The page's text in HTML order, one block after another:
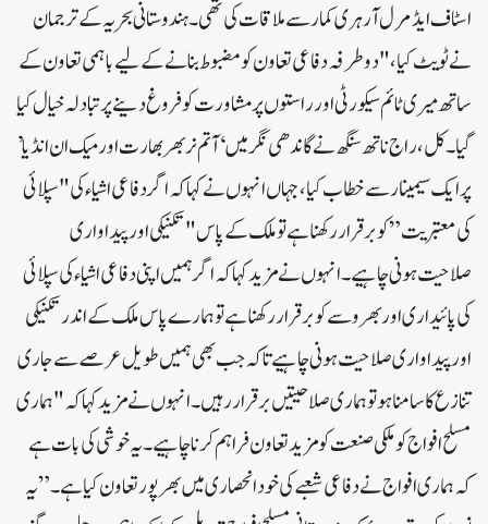
اسٹاف ایڈمرل آر ہری کمار سے ملاقات کی تھی۔ ہندوستانی بحریہ کے ترجمان
نے ٹویٹ کیا، "دوطرفہ دفاعی تعاون کو مضبوط بنانے کے لیے باہمی تعاون کے
ساتھ میری ٹائم سیکورٹی اور راستوں پر مشاورت کو فروغ دینے پر تبادلہ خیال کیا
گیا۔ کل، راج ناتھ سنگھ نے گاندھی نگر میں ‘ آتم نر بھر بھارت اور میک ان انڈیا’
پر ایک سیمینار سے خطاب کیا، جہاں انہوں نے کہا کہ اگر دفاعی اشیاء کی "سپلائی
کی معتبریت” کو برقرار رکھنا ہے تو ملک کے پاس "تکنیکی اور پیداواری
صلاحیت ہونی چاہیے۔ انہوں نے مزید کہا کہ اگر ہمیں اپنی دفاعی اشیاء کی سپلائی
کی پائیداری اور بھروسے کو برقرار رکھنا ہے تو ہمارے پاس ملک کے اندر تکنیکی
اور پیداواری صلاحیت ہونی چاہیے تاکہ جب بھی ہمیں طویل عرصے سے جاری
تنازع کا سامنا ہو تو ہماری صلاحیتیں برقرار رہیں۔ انہوں نے مزید کہا کہ "ہماری
مسلح افواج کو ملکی صنعت کو مزید تعاون فراہم کرنا چاہیے۔ یہ خوشی کی بات ہے
کہ ہماری افواج نے دفاعی شعبے کی خود انحصاری میں بھرپور تعاون کیا ہے۔” یہ